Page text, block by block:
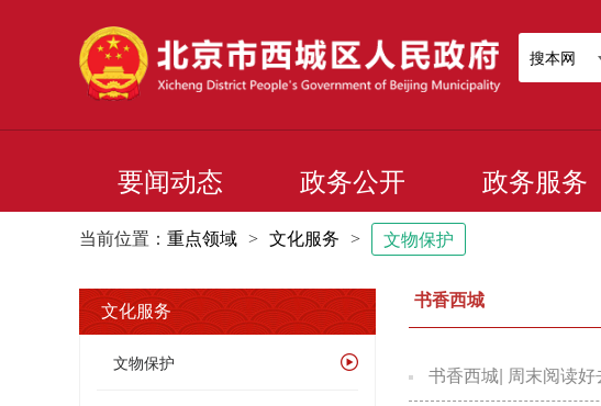
搜本网
要闻动态 政务公开 政务服务
当前位置： 重点领域 > 文化服务 > 文物保护
文化服务
文物保护
书香西城
书香西城| 周末阅读好